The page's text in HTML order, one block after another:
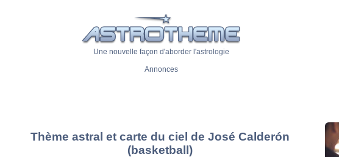
Une nouvelle façon d'aborder l'astrologie
Annonces
Thème astral et carte du ciel de José Calderón
(basketball)